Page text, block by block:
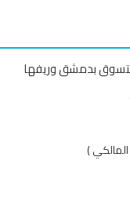
بدمشق وريفها
)